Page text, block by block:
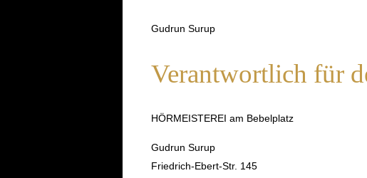
Gudrun Surup
Verantwortlich für
HÖRMEISTEREI am Bebelplatz
Gudrun Surup
Friedrich-Ebert-Str. 145